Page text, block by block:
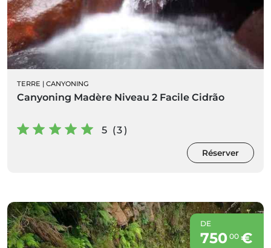
TERRE | CANYONING
Canyoning Madère Niveau 2 Facile Cidrão
5 (3)
Réserver
DE
750 00€